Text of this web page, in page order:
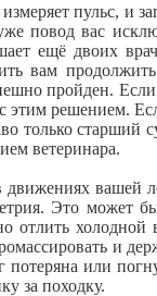
пульс, и
повод вас
ещё двоих
вам
пройден.
этим решением.
только старший
ветеринара.
движениях
Это может
отлить
и
потеряна или
за походку.